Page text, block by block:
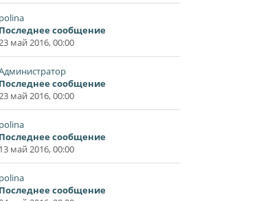
polina
Последнее сообщение
23 май 2016, 00:00
Последнее сообщение
23 май 2016, 00:00
polina
Последнее сообщение
13 май 2016, 00:00
polina
Последнее сообщение